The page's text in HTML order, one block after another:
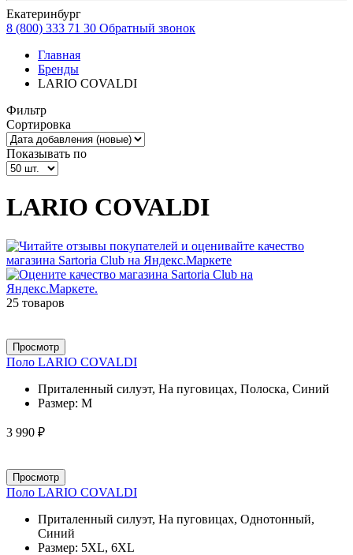
Екатеринбург
8 (800) 333 71 30 Обратный звонок
Главная
Бренды
LARIO COVALDI
Фильтр
Сортировка
Показывать по
LARIO COVALDI
25 товаров
Просмотр
Поло LARIO COVALDI
Приталенный силуэт, На пуговицах, Полоска, Синий
Размер: M
3 990 ₽
Просмотр
Поло LARIO COVALDI
Приталенный силуэт, На пуговицах, Однотонный,
Синий
Размер: 5XL, 6XL